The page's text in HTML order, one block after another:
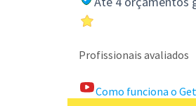
Profissionais avaliados
Como funciona o